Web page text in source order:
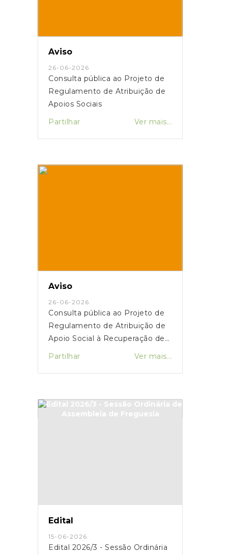
Aviso
26-06-2026
Consulta pública ao Projeto de
Regulamento de Atribuição de
Apoios Sociais
Partilhar
Ver mais...
Aviso
26-06-2026
Consulta pública ao Projeto de
Regulamento de Atribuição de
Apoio Social à Recuperação de
Habitações Degradadas
Partilhar Ver mais...
Edital
15-06-2026
Edital 2026/3 - Sessão Ordinária